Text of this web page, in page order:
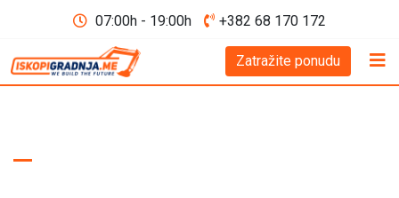
07:00h - 19:00h +382 68 170 172
Zatražite ponudu